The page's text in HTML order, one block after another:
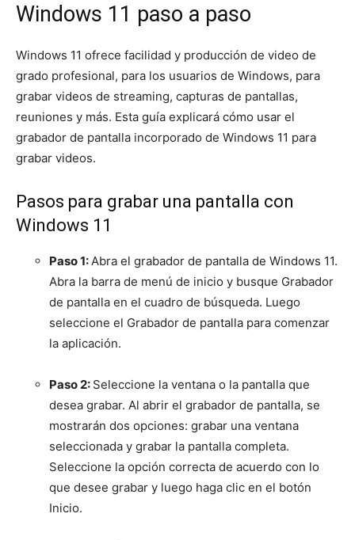
Windows 11 paso a paso
Windows 11 ofrece facilidad y producción de video de
grado profesional, para los usuarios de Windows, para
grabar videos de streaming, capturas de pantallas,
reuniones y más. Esta guía explicará cómo usar el
grabador de pantalla incorporado de Windows 11 para
grabar videos.
Pasos para grabar una pantalla con
Windows 11
Paso 1: Abra el grabador de pantalla de Windows 11.
Abra la barra de menú de inicio y busque Grabador
de pantalla en el cuadro de búsqueda. Luego
seleccione el Grabador de pantalla para comenzar
la aplicación.
Paso 2: Seleccione la ventana o la pantalla que
desea grabar. Al abrir el grabador de pantalla, se
mostrarán dos opciones: grabar una ventana
seleccionada y grabar la pantalla completa.
Seleccione la opción correcta de acuerdo con lo
que desee grabar y luego haga clic en el botón
Inicio.